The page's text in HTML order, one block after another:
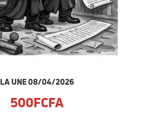
LA UNE 08/04/2026
500FCFA